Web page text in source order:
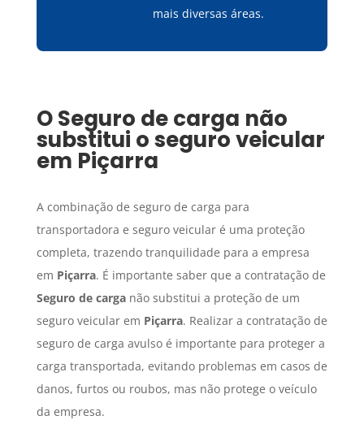
mais diversas áreas.
OSeguro de carga não
substitui o seguro veicular
em Piçarra
A combinação de seguro de carga para
transportadora e seguro veicular é uma proteção
completa, trazendo tranquilidade para a empresa
em Piçarra. É importante saber que a contratação de
Seguro de carganão substitui a proteção de um
seguro veicular em Piçarra. Realizar a contratação de
seguro de carga avulso é importante para proteger a
carga transportada, evitando problemas em casos de
danos, furtos ou roubos, mas não protege o veículo
da empresa.